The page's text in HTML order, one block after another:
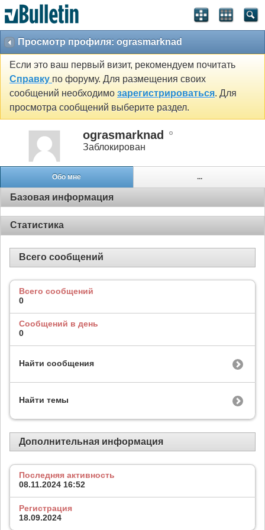
Просмотр профиля: ograsmarknad
Если это ваш первый визит, рекомендуем почитать
Справку по форуму. Для размещения своих
сообщений необходимо зарегистрироваться. Для
просмотра сообщений выберите раздел.
ograsmarknad
Заблокирован
Обо мне ...
Базовая информация
Статистика
Всего сообщений
Всего сообщений
0
Сообщений в день
0
Найти сообщения
Найти темы
Дополнительная информация
Последняя активность
08.11.2024 16:52
Регистрация
18.09.2024